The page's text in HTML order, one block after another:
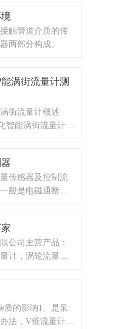
，除带截止阀的
一般结构都比较
件。
触管道介质的传
两部分构成。
涡街流量计测
街流量计概述
智能涡街流量计是
输出一个补偿后
了对气体、蒸汽
传感器及控制流
般是电磁通断阀
输入型和流量变
户选择订购。
公司主营产品：
计，涡轮流量
，水质监测设
承接电气自动化
质的影响1、是呆
法，V锥流量计在